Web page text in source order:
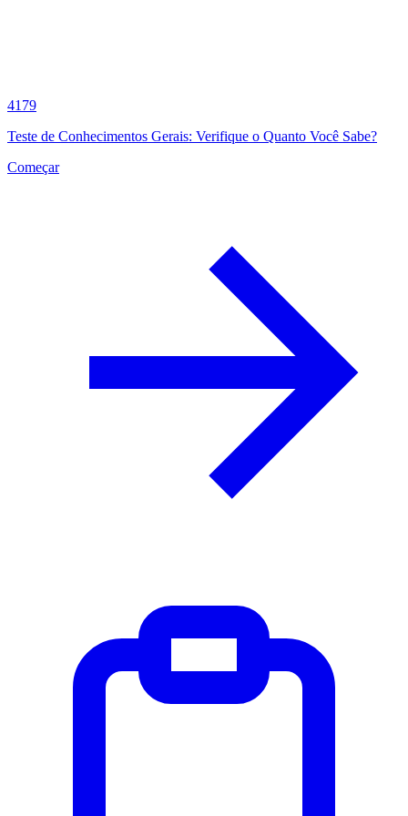
4179
Teste de Conhecimentos Gerais: Verifique o Quanto Você Sabe?
Começar